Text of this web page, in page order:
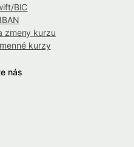
BIC
zmeny kurzu
kurzy
nás